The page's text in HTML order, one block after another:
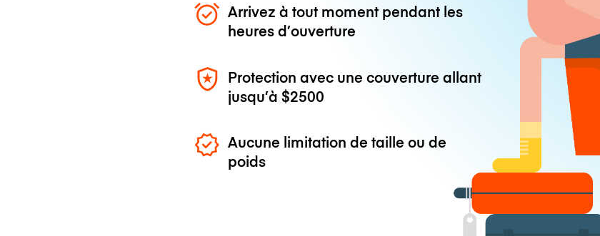
Arrivez à tout moment pendant les
heures d’ouverture
Protection avec une couverture allant
jusqu’à$2500
Aucune limitation de taille ou de
poids